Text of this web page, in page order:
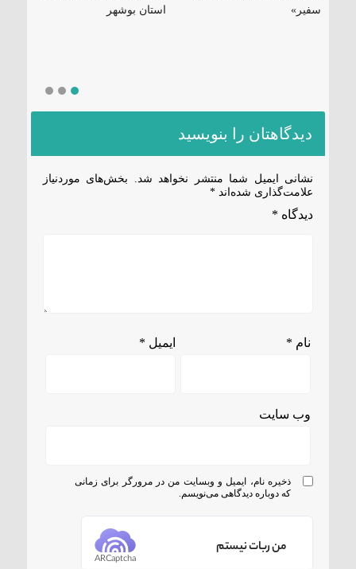
سفیر»
استان بوشهر
دیدگاهتان را بنویسید
نشانی ایمیل شما منتشر نخواهد شد.
بخش‌های موردنیاز
علامت‌گذاری شده‌اند *
دیدگاه *
نام * ایمیل *
وب‌ سایت
ذخیره نام، ایمیل و وبسایت من در مرورگر برای زمانی
که دوباره دیدگاهی می‌نویسم.
من ربات نیستم
ARCaptcha